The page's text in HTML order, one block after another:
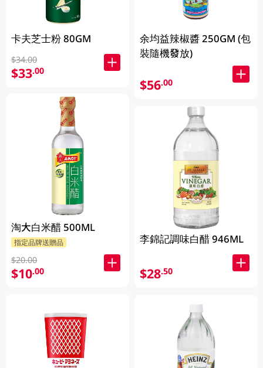
卡夫芝士粉 80GM
$34.00
$33.00
淘大白米醋 500ML
指定品牌送贈品
$20.00
$10.00
余均益辣椒醬 250GM (包
裝隨機發放)
$56.00
李錦記調味白醋 946ML
$28.50